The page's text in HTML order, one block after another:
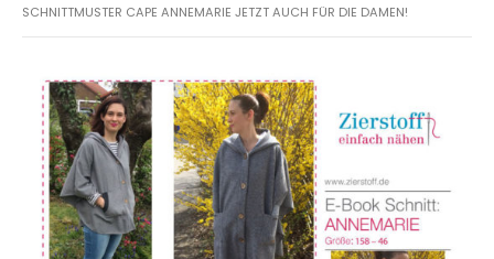
SCHNITTMUSTER CAPE ANNEMARIE JETZT AUCH FÜR DIE DAMEN!